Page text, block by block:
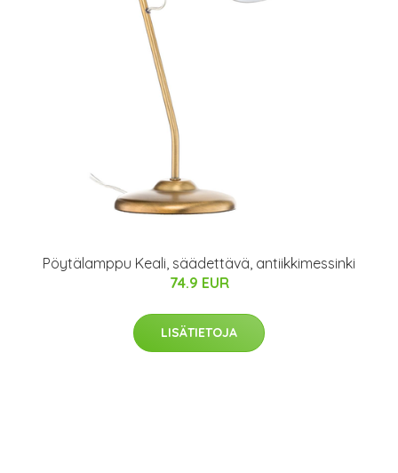
Pöytälamppu Keali, säädettävä, antiikkimessinki
74.9 EUR
LISÄTIETOJA